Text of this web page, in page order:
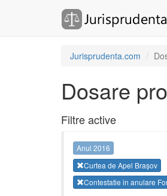
Jurisprudenta.com
Dosare
Filtre active
Anul 2016
Curtea de Apel Brașov
Contestatie in anulare